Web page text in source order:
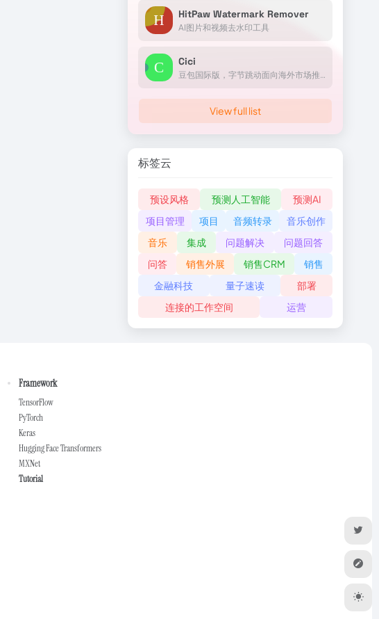
HitPaw Watermark Remover
AI图片和视频去水印工具
Cici
豆包国际版，字节跳动面向海外市场推出的AI助手
View full list
标签云
预设风格 预测人工智能
预测AI
项目管理
项目 音频转录
音乐创作
音乐
集成 问题解决
问题回答
问答
销售外展 销售CRM
销售
金融科技
量子速读
部署
连接的工作空间
运营
Framework
TensorFlow
PyTorch
Keras
Hugging Face Transformers
MXNet
Tutorial